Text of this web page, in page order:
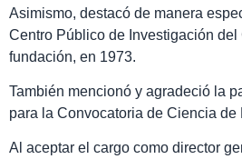
Asimismo, destacó de manera
Centro Público de Investigación
fundación, en 1973.
También mencionó y agradeció la
para la Convocatoria de Ciencia
Al aceptar el cargo como director